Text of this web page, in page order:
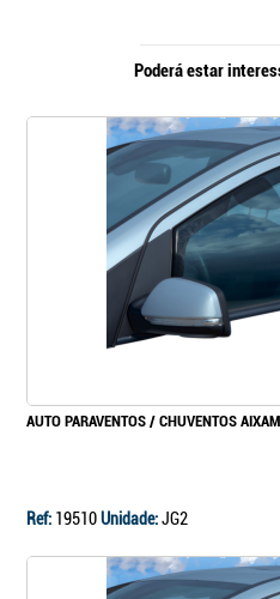
Poderá estar
AUTO PARAVENTOS / CHUVENTOS
Ref: 19510Unidade:JG2